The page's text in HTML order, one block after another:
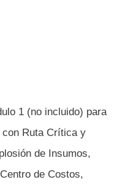
1 (no incluido) para
con Ruta Crítica y
de Insumos,
de Costos,